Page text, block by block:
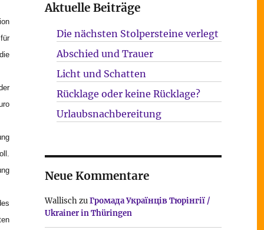
Aktuelle Beiträge
Die nächsten Stolpersteine verlegt
Abschied und Trauer
Licht und Schatten
Rücklage oder keine Rücklage?
Urlaubsnachbereitung
Neue Kommentare
WallischzuГромада Українців Тюрінгії /
Ukrainer in Thüringen